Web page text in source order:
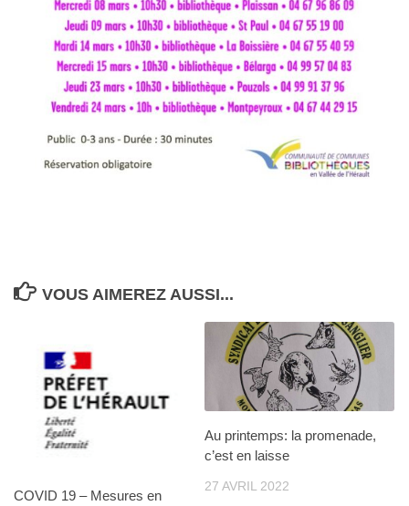
VOUS AIMEREZ AUSSI...
COVID 19 – Mesures en
Au printemps: la promenade,
c’est en laisse
27 AVRIL 2022